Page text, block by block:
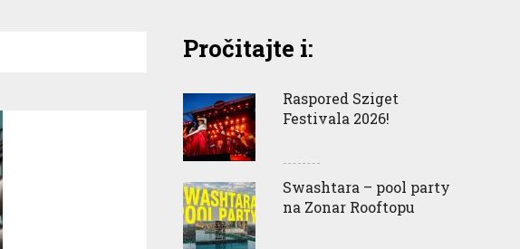
Pročitajte i:
Raspored Sziget
Festivala 2026!
Swashtara – pool party
na Zonar Rooftopu